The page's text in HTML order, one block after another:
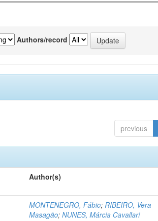
Authors/record
previous
Author(s)
MONTENEGRO, Fábio; RIBEIRO, Vera
Masagão; NUNES, Márcia Cavallari